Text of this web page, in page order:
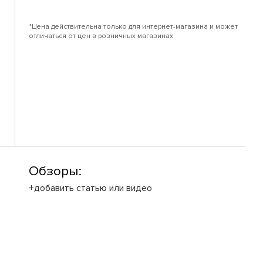
*Цена действительна только для интернет-магазина и может
отличаться от цен в розничных магазинах
Обзоры:
+добавить статью или видео